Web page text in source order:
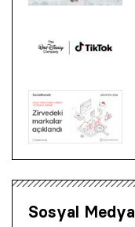
Sosyal Medya